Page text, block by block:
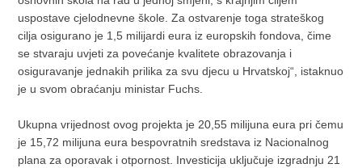
uspostave cjelodnevne škole. Za ostvarenje toga strateškog
cilja osigurano je 1,5 milijardi eura iz europskih fondova, čime
se stvaraju uvjeti za povećanje kvalitete obrazovanja i
osiguravanje jednakih prilika za svu djecu u Hrvatskoj“, istaknuo
je u svom obraćanju ministar Fuchs.
Ukupna vrijednost ovog projekta je 20,55 milijuna eura pri čemu
je 15,72 milijuna eura bespovratnih sredstava iz Nacionalnog
plana za oporavak i otpornost. Investicija uključuje izgradnju 21